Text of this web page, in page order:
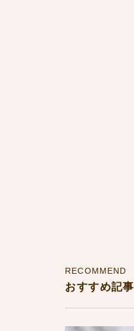
RECOMMEND
おすすめ記事